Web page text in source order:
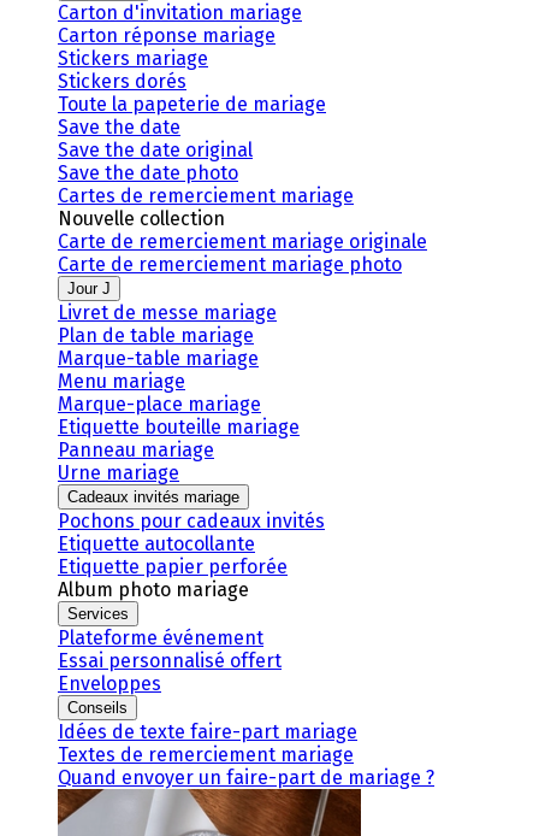
Carton d'invitation mariage
Carton réponse mariage
Stickers mariage
Stickers dorés
Toute la papeterie de mariage
Save the date
Save the date original
Save the date photo
Cartes de remerciement mariage
Nouvelle collection
Carte de remerciement mariage originale
Carte de remerciement mariage photo
Jour J
Livret de messe mariage
Plan de table mariage
Marque-table mariage
Menu mariage
Marque-place mariage
Etiquette bouteille mariage
Panneau mariage
Urne mariage
Cadeaux invités mariage
Pochons pour cadeaux invités
Etiquette autocollante
Etiquette papier perforée
Album photo mariage
Services
Plateforme événement
Essai personnalisé offert
Enveloppes
Conseils
Idées de texte faire-part mariage
Textes de remerciement mariage
Quand envoyer un faire-part de mariage ?